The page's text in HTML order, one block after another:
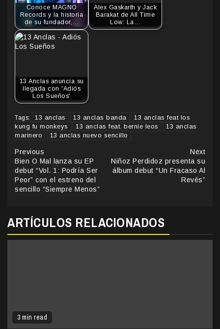
Conoce MAGNO
Records y la historia
de su fundador,…
Alex Gaskarth y Jack
Barakat de All Time
Low: La…
13 Anclas anuncia su
llegada con 'Adiós
Los Sueños'
Tags: 13 anclas 13 anclas banda
13 anclas feat los
kung fu monkeys
13 anclas feat. bernie leos
13 anclas
marinero
13 anclas nuevo sencillo
Continue
Reading
Previous
Bien O Mal lanza su EP
debut “Vol. 1: Podría Ser
Peor” con el estreno del
sencillo “Siempre Menos”
Next
Niñoz Perdidoz presenta su
álbum debut “Un Fracaso Al
Revés”
ARTÍCULOS RELACIONADOS
3 min read